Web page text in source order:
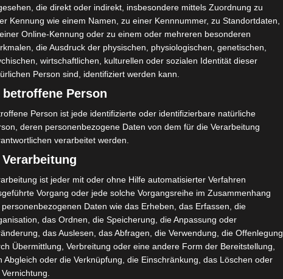
41'
Union Sportive Monastirienne (USMO)
M Y. Oumarou Alio 31'
M Ä. Ben-Hatira
D A. Omrani
O B. Delli
M M. A. Bouziane
M I. Mhirsi
H. Chikhaoui
die direkt oder indirekt, insbesondere mittels Zuordnung zu
Kennung wie einem Namen, zu einer Kennnummer, zu Standortdaten,
Online-Kennung oder zu einem oder mehreren besonderen
die Ausdruck der physischen, physiologischen, genetischen,
wirtschaftlichen, kulturellen oder sozialen Identität dieser
Person sind, identifiziert werden kann.
betroffene Person
Person ist jede identifizierte oder identifizierbare natürliche
deren personenbezogene Daten von dem für die Verarbeitung
verarbeitet werden.
ist jeder mit oder ohne Hilfe automatisierter Verfahren
Vorgang oder jede solche Vorgangsreihe im Zusammenhang
personenbezogenen Daten wie das Erheben, das Erfassen, die
das Ordnen, die Speicherung, die Anpassung oder
das Auslesen, das Abfragen, die Verwendung, die Offenlegung
Übermittlung, Verbreitung oder eine andere Form der Bereitstellung,
Abgleich oder die Verknüpfung, die Einschränkung, das Löschen oder